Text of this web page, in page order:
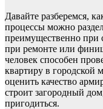
Давайте разберемся,
процессы можно
преимущественно при
при ремонте или
человек способен
квартиру в городской
оценить качество
строит загородный
пригодиться.